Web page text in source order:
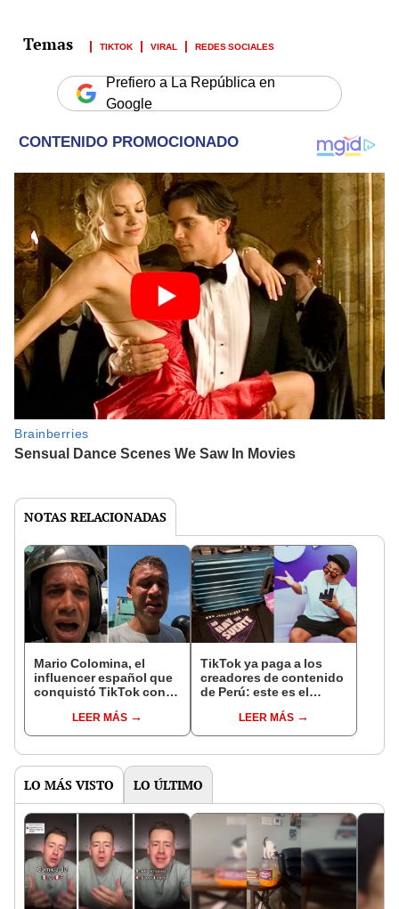
TIKTOK VIRAL REDES SOCIALES
Prefiero a La República en
Google
NOTAS RELACIONADAS
Mario Colomina, el
influencer español que
conquistó TikTok con
"Mi amor nació por la
gastronomía"
LEER MÁS
TikTok ya paga a los
creadores de contenido
de Perú: este es el
llegar a cobrar por 1.000
vistas
LEER MÁS
LO MÁS VISTO LO ÚLTIMO